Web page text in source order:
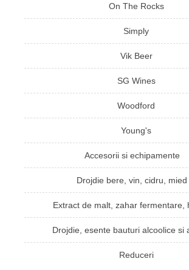
On The Rocks
Simply
Vik Beer
SG Wines
Woodford
Young's
Accesorii si echipamente
Drojdie bere, vin, cidru, mied
Extract de malt, zahar fermentare,
Drojdie, esente bauturi alcoolice si
Reduceri